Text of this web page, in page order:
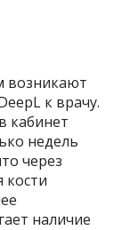
возникают
к врачу.
кабинет
недель
через
кости
наличие